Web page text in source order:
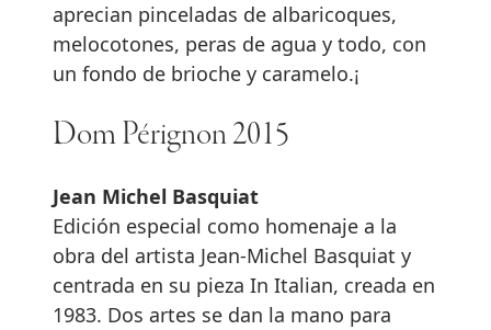
aprecian pinceladas de albaricoques,
melocotones, peras de agua y todo, con
un fondo de brioche y caramelo.¡
Dom Pérignon 2015
Jean Michel Basquiat
Edición especial como homenaje a la
obra del artista Jean-Michel Basquiat y
centrada en su pieza In Italian, creada en
1983. Dos artes se dan la mano para